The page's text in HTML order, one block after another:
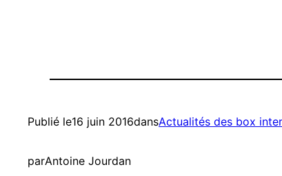
Publié le16 juin 2016dansActualités des box
parAntoine Jourdan